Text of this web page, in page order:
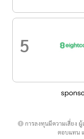
5
การลงทุนมีความเสี่ยง
ตอบแทน